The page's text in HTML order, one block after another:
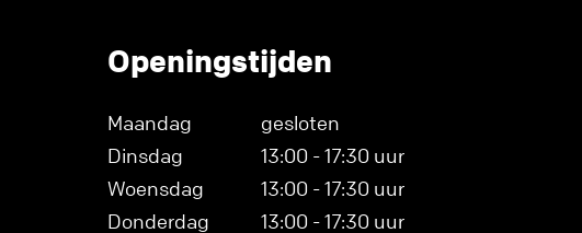
Openingstijden
Maandag
gesloten
Dinsdag
13:00 - 17:30 uur
Woensdag
13:00 - 17:30 uur
Donderdag
13:00 - 17:30 uur